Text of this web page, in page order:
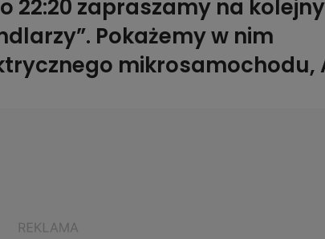
22:20 zapraszamy na kolejny
Pokażemy w nim
mikrosamochodu,